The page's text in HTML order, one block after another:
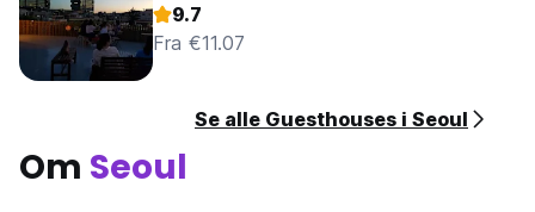
9.7
Fra €11.07
Se alle Guesthouses i Seoul
Om Seoul